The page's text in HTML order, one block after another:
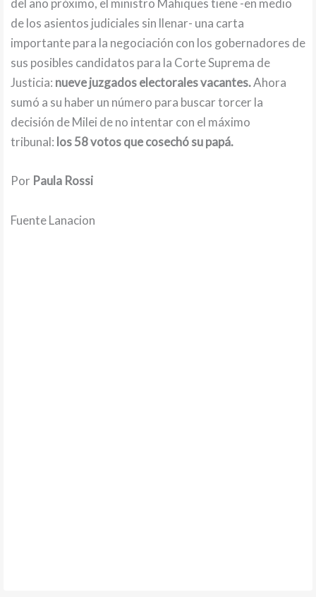
del año próximo, el ministro Mahiques tiene -en medio
de los asientos judiciales sin llenar- una carta
importante para la negociación con los gobernadores de
sus posibles candidatos para la Corte Suprema de
Justicia: nueve juzgados electorales vacantes.Ahora
sumó a su haber un número para buscar torcer la
decisión de Milei de no intentar con el máximo
tribunal: los 58 votos que cosechó su papá.
Por Paula Rossi
Fuente Lanacion